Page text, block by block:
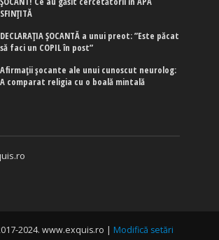
SFINȚITĂ
DECLARAȚIA ȘOCANTĂ a unui preot: ”Este păcat
să faci un COPIL în post”
Afirmaţii şocante ale unui cunoscut neurolog:
A comparat religia cu o boală mintală
2024. www.exquis.ro | Modifică setări